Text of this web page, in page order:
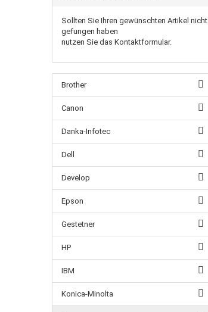
Sollten Sie Ihren gewünschten Artikel nicht
gefungen haben
nutzen Sie das Kontaktformular.
Brother
Canon
Danka-Infotec
Dell
Develop
Epson
Gestetner
HP
IBM
Konica-Minolta